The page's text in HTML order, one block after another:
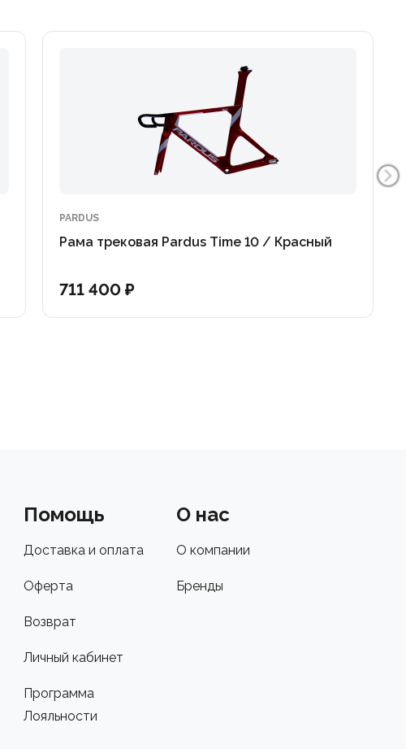
PARDUS
Рама трековая Pardus Time 10 / Красный
711 400 ₽
Помощь
Доставка и оплата
Оферта
Возврат
Личный кабинет
Программа
Лояльности
О нас
О компании
Бренды